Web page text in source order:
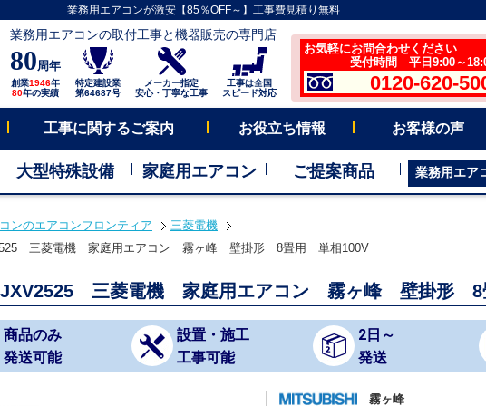
業務用エアコンが激安【85％OFF～】工事費見積り無料
業務用エアコンの取付工事と機器販売の専門店
80周年
創業1946年
80年の実績
特定建設業
第64687号
メーカー指定
安心・丁寧な工事
工事は全国
スピード対応
お気軽にお問合わせください
受付時間 平日9:00～
0120-620-
工事に関するご案内 お役立ち情報 お客様の声
大型特殊設備 家庭用エアコン ご提案商品 業務用エア
ンのエアコンフロンティア
三菱電機
三菱電機 家庭用エアコン 霧ヶ峰 壁掛形 8畳用 単相100V
JXV2525 三菱電機 家庭用エアコン 霧ヶ峰 壁掛形 8
商品のみ
発送可能
設置・施工
工事可能
2日～
発送
霧ヶ峰